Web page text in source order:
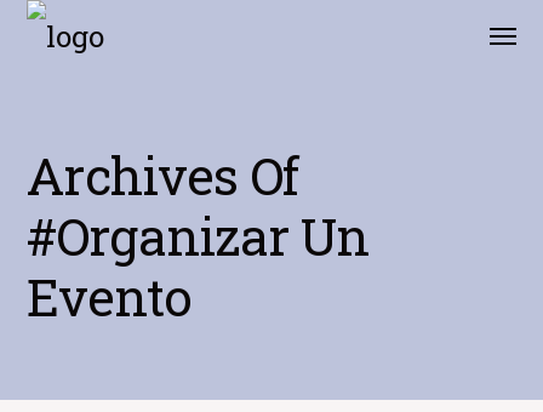
Archives Of
#organizar Un
Evento